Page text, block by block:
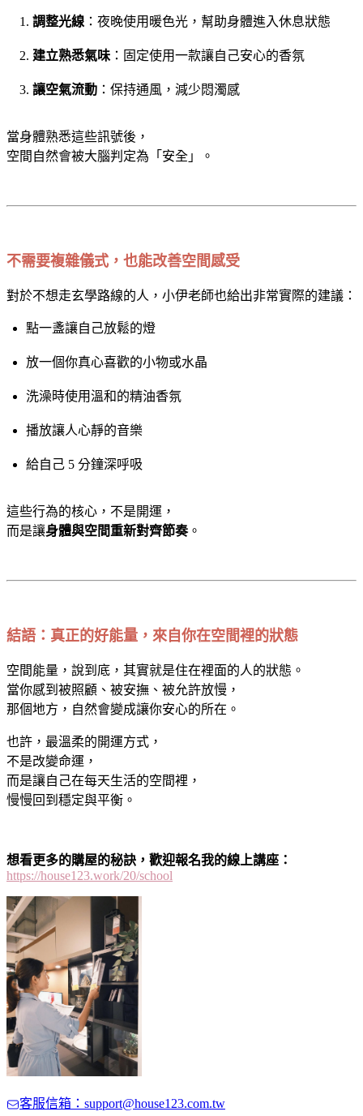
調整光線 ：夜晚使用暖色光，幫助身體進入休息狀態
建立熟悉氣味 ：固定使用一款讓自己安心的香氛
讓空氣流動 ：保持通風，減少悶濁感
當身體熟悉這些訊號後，
空間自然會被大腦判定為「安全」。
不需要複雜儀式，也能改善空間感受
對於不想走玄學路線的人，小伊老師也給出非常實際的建議：
點一盞讓自己放鬆的燈
放一個你真心喜歡的小物或水晶
洗澡時使用溫和的精油香氛
播放讓人心靜的音樂
給自己 5 分鐘深呼吸
這些行為的核心，不是開運，
而是讓身體與空間重新對齊節奏。
結語：真正的好能量，來自你在空間裡的狀態
空間能量，說到底，其實就是住在裡面的人的狀態。
當你感到被照顧、被安撫、被允許放慢，
那個地方，自然會變成讓你安心的所在。
也許，最溫柔的開運方式，
不是改變命運，
而是讓自己在每天生活的空間裡，
慢慢回到穩定與平衡。
想看更多的購屋的秘訣，歡迎報名我的線上講座：
https://house123.work/20/school
客服信箱：support@house123.com.tw